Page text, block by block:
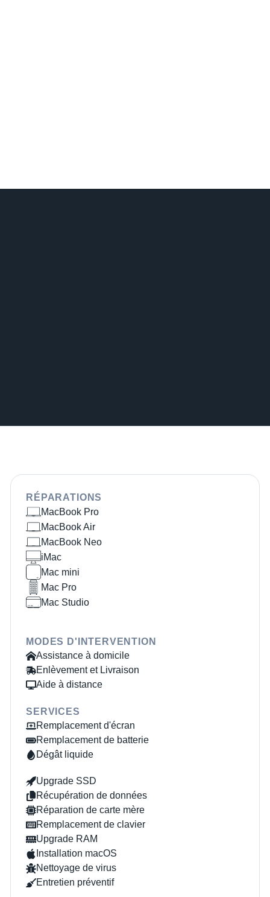
RÉPARATIONS
MacBook Pro
MacBook Air
MacBook Neo
iMac
Mac mini
Mac Pro
Mac Studio
MODES D'INTERVENTION
Assistance à domicile
Enlèvement et Livraison
Aide à distance
SERVICES
Remplacement d'écran
Remplacement de batterie
Dégât liquide
Upgrade SSD
Récupération de données
Réparation de carte mère
Remplacement de clavier
Upgrade RAM
Installation macOS
Nettoyage de virus
Entretien préventif